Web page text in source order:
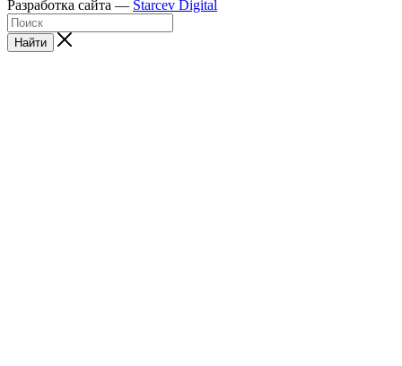
Разработка сайта — Starcev Digital
Найти